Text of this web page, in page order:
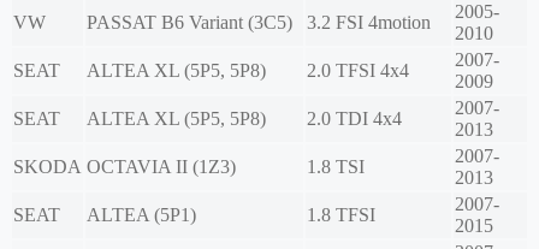
VW
PASSAT B6 Variant (3C5) 3.2 FSI 4motion
2005-
2010
SEAT
ALTEA XL (5P5, 5P8) 2.0 TFSI 4x4
2007-
2009
SEAT
ALTEA XL (5P5, 5P8) 2.0 TDI 4x4
2007-
2013
SKODA OCTAVIA II (1Z3) 1.8 TSI
2007-
2013
SEAT
ALTEA (5P1) 1.8 TFSI
2007-
2015